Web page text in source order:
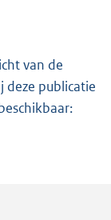
van de
deze publicatie